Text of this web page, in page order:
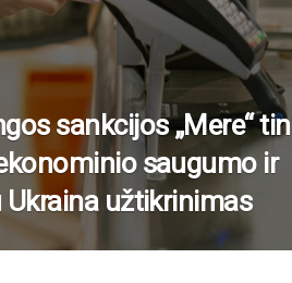
sankcijos „Mere“
saugumo ir
užtikrinimas